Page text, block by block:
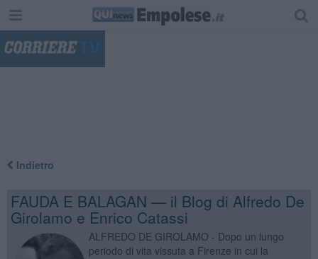
Indietro
FAUDA E BALAGAN — il Blog di Alfredo De
Girolamo e Enrico Catassi
ALFREDO DE GIROLAMO - Dopo un lungo
periodo di vita vissuta a Firenze in cui la